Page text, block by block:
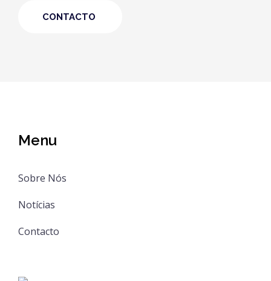
Menu
Sobre Nós
Notícias
Contacto
CONTACTO